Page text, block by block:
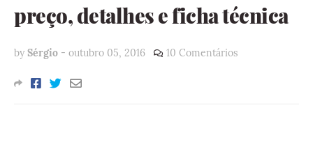
preço, detalhes e ficha técnica
by Sérgio - outubro 05, 2016 10 Comentários